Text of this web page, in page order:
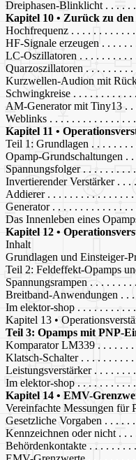
Dreiphasen-Blinklicht . . . . .
Kapitel 10 • Zurück zu
Hochfrequenz . . . . . . . . . . .
HF-Signale erzeugen . . . . .
LC-Oszillatoren . . . . . . . . .
Quarzoszillatoren . . . . . . . .
Kurzwellen-Audion mit
Schwingkreise . . . . . . . . . .
AM-Generator mit Tiny13 . .
Weblinks . . . . . . . . . . . . . . .
Kapitel 11 •
Teil 1: Grundlagen . . . . . . .
Opamp-Grundschaltungen .
Spannungsfolger . . . . . . . .
Invertierender Verstärker . .
Addierer . . . . . . . . . . . . . . .
Generator . . . . . . . . . . . . . .
Das Innenleben eines
Kapitel 12 •
Inhalt
Grundlagen und Einsteiger-
Teil 2: Feldeffekt-Opamps
Spannungsrampen . . . . . . .
Breitband-Anwendungen . .
Im elektor-shop . . . . . . . . . .
Kapitel 13 •
Teil 3: Opamps mit PNP-
Komparator LM339 . . . . . . .
Klatsch-Schalter . . . . . . . . .
Leistungsverstärker . . . . . .
Im elektor-shop . . . . . . . . . .
Kapitel 14 • EMV-
Vereinfachte Messungen für
Gesetzliche Vorgaben . . . . .
Kennzeichnen oder nicht . .
Behördenkontakte . . . . . . . .